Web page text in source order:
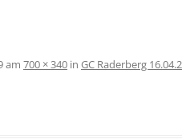
am 700 × 340 in GC Raderberg